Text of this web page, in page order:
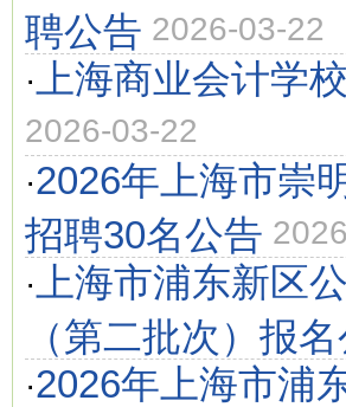
聘公告 2026-03-22
·
上海商业会计学
2026-03-22
·2026年上海市崇
招聘30名公告
·
上海市浦东新区
（第二批次）报
·2026年上海市浦